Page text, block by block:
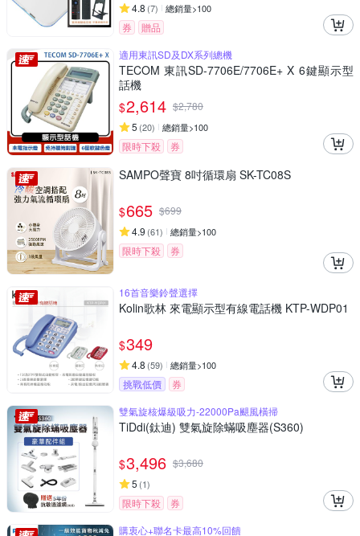
4.8 (7) 總銷量>100
券
贈品
適用東訊SD及DX系列總機
TECOM 東訊SD-7706E/7706E+ X 6鍵顯示型
話機
$2,614 $2,780
5 (20) 總銷量>100
限時下殺 券
SAMPO聲寶 8吋循環扇 SK-TC08S
$665 $699
4.9 (61) 總銷量>100
限時下殺 券
16首音樂鈴聲選擇
Kolin歌林 來電顯示型有線電話機 KTP-WDP01
$349
4.8 (59) 總銷量>100
挑戰低價
券
雙氣旋核爆級吸力-22000Pa颶風橫掃
TiDdi(鈦迪) 雙氣旋除蟎吸塵器(S360)
$3,496 $3,680
5 (1)
限時下殺
券
購衷心+聯名卡最高10%回饋